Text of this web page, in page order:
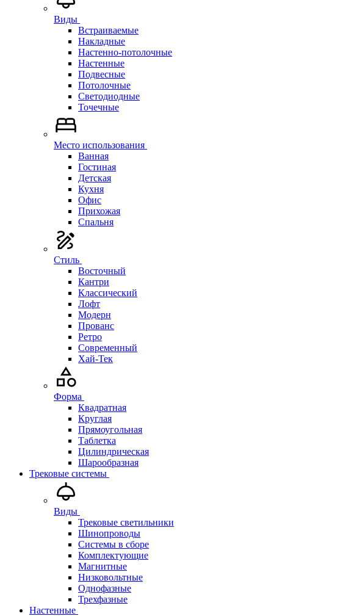
Виды
Встраиваемые
Накладные
Настенно-потолочные
Настенные
Подвесные
Потолочные
Светодиодные
Точечные
Место использования
Ванная
Гостиная
Детская
Кухня
Офис
Прихожая
Спальня
Стиль
Восточный
Кантри
Классический
Лофт
Модерн
Прованс
Ретро
Современный
Хай-Тек
Форма
Квадратная
Круглая
Прямоугольная
Таблетка
Цилиндрическая
Шарообразная
Трековые системы
Виды
Трековые светильники
Шинопроводы
Системы в сборе
Комплектующие
Магнитные
Низковольтные
Однофазные
Трехфазные
Настенные